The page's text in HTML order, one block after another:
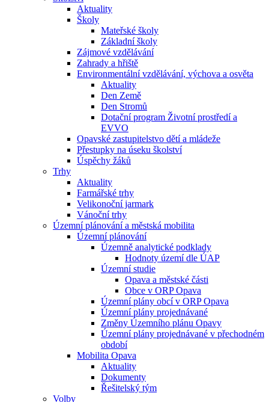
Aktuality
Školy
Mateřské školy
Základní školy
Zájmové vzdělávání
Zahrady a hřiště
Environmentální vzdělávání, výchova a osvěta
Aktuality
Den Země
Den Stromů
Dotační program Životní prostředí a
EVVO
Opavské zastupitelstvo dětí a mládeže
Přestupky na úseku školství
Úspěchy žáků
Trhy
Aktuality
Farmářské trhy
Velikonoční jarmark
Vánoční trhy
Územní plánování a městská mobilita
Územní plánování
Územně analytické podklady
Hodnoty území dle ÚAP
Územní studie
Opava a městské části
Obce v ORP Opava
Územní plány obcí v ORP Opava
Územní plány projednávané
Změny Územního plánu Opavy
Územní plány projednávané v přechodném
období
Mobilita Opava
Aktuality
Dokumenty
Řešitelský tým
Volby